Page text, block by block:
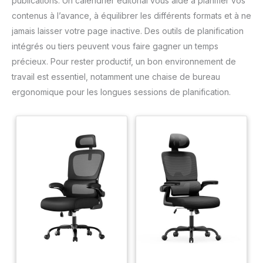
contenus à l’avance, à équilibrer les différents formats et à ne
jamais laisser votre page inactive. Des outils de planification
intégrés ou tiers peuvent vous faire gagner un temps
précieux. Pour rester productif, un bon environnement de
travail est essentiel, notamment une chaise de bureau
ergonomique pour les longues sessions de planification.